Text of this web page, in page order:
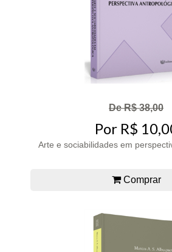
De R$ 38,00
Por R$
Arte e sociabilidades em
Comprar